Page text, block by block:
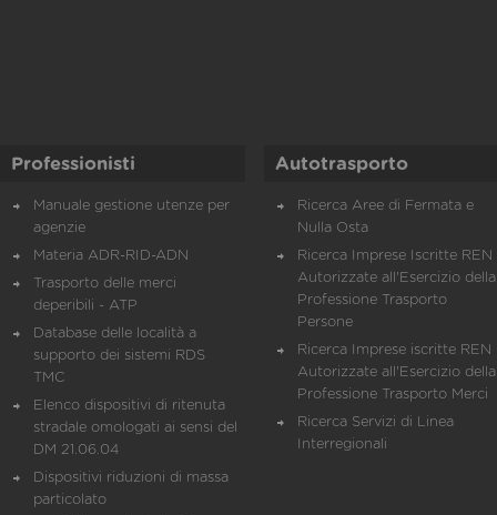
Professionisti
Manuale gestione utenze per
agenzie
Materia ADR-RID-ADN
Trasporto delle merci
deperibili - ATP
Database delle località a
supporto dei sistemi RDS
TMC
Elenco dispositivi di ritenuta
stradale omologati ai sensi del
DM 21.06.04
Dispositivi riduzioni di massa
particolato
Autotrasporto
Ricerca Aree di Fermata e
Nulla Osta
Ricerca Imprese Iscritte REN
Autorizzate all'Esercizio della
Professione Trasporto
Persone
Ricerca Imprese iscritte REN
Autorizzate all'Esercizio della
Professione Trasporto Merci
Ricerca Servizi di Linea
Interregionali